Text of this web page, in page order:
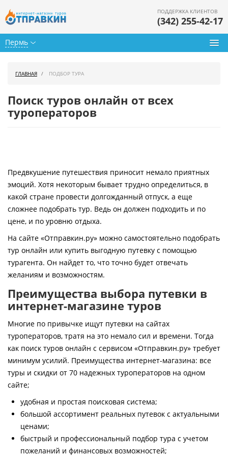
Пермь
ПОДДЕРЖКА КЛИЕНТОВ
(342) 255-42-17
Горящие туры
Страны
Как купить
Контакты
ГЛАВНАЯ ПОДБОР ТУРА
Поиск туров онлайн от всех
туроператоров
Предвкушение путешествия приносит немало приятных
эмоций. Хотя некоторым бывает трудно определиться, в
какой стране провести долгожданный отпуск, а еще
сложнее подобрать тур. Ведь он должен подходить и по
цене, и по уровню отдыха.
На сайте «Отправкин.ру» можно самостоятельно подобрать
тур онлайн или купить выгодную путевку с помощью
турагента. Он найдет то, что точно будет отвечать
желаниям и возможностям.
Преимущества выбора путевки в
интернет-магазине туров
Многие по привычке ищут путевки на сайтах
туроператоров, тратя на это немало сил и времени. Тогда
как поиск туров онлайн с сервисом «Отправкин.ру» требует
минимум усилий. Преимущества интернет-магазина: все
туры и скидки от 70 надежных туроператоров на одном
сайте;
удобная и простая поисковая система;
большой ассортимент реальных путевок с актуальными
ценами;
быстрый и профессиональный подбор тура с учетом
пожеланий и финансовых возможностей;